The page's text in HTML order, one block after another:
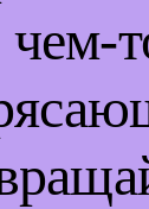
чем-